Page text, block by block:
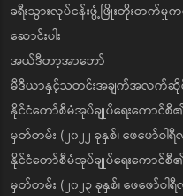
ခရီးသွားလုပ်ငန်းဖွံ့ဖြိုးတိုးတက်မှု
ဆောင်းပါး
အယ်ဒီတာ့အာဘော်
မီဒီယာနှင့်သတင်းအချက်အလက်ဆို
နိုင်ငံတော်စီမံအုပ်ချုပ်ရေးကောင်
မှတ်တမ်း (၂၀၂၂ ခုနှစ်၊ ဖေဖော်ဝါ
နိုင်ငံတော်စီမံအုပ်ချုပ်ရေးကောင်
မှတ်တမ်း (၂၀၂၃ ခုနှစ်၊ ဖေဖော်ဝါ